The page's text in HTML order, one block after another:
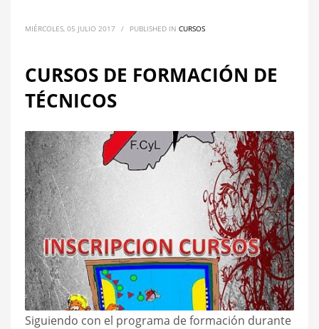
MIÉRCOLES, 05 JULIO 2017 / PUBLISHED IN CURSOS
CURSOS DE FORMACIÓN DE
TÉCNICOS
Siguiendo con el programa de formación durante